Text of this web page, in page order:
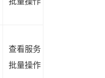
查看服务
批量操作